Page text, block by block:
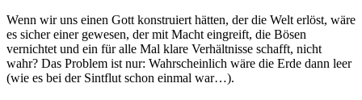
Wenn wir uns einen Gott konstruiert hätten, der die Welt erlöst, wäre
es sicher einer gewesen, der mit Macht eingreift, die Bösen
vernichtet und ein für alle Mal klare Verhältnisse schafft, nicht
wahr? Das Problem ist nur: Wahrscheinlich wäre die Erde dann leer
(wie es bei der Sintflut schon einmal war…).